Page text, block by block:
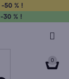
50 % !
-30 % !